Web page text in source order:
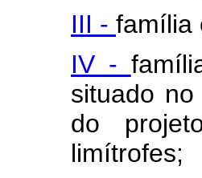
III - família
IV -
situado
do
limítrofes;